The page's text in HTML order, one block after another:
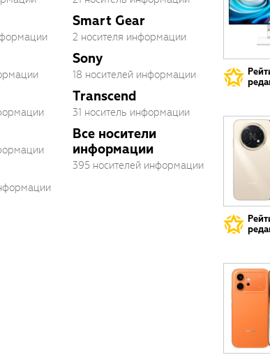
Smart Gear
2 носителя информации
Sony
18 носителей информации
Transcend
31 носитель информации
Все носители
информации
395 носителей информации